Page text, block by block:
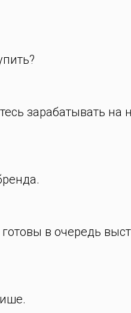
зарабатывать на
в очередь